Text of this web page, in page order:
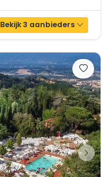
Bekijk 3 aanbieders